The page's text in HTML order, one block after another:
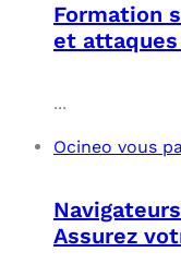
Formation
et
...
Ocineo vous
Assurez